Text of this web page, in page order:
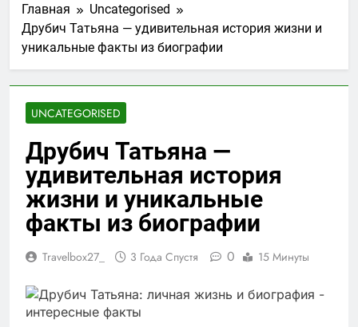
Главная
Uncategorised
Друбич Татьяна — удивительная история жизни и
уникальные факты из биографии
UNCATEGORISED
Друбич Татьяна —
удивительная история
жизни и уникальные
факты из биографии
Travelbox27_ 3 Года Спустя 0 15 Минуты